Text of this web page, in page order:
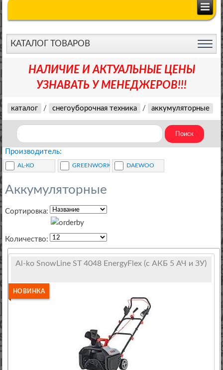
КАТАЛОГ ТОВАРОВ
НАЛИЧИЕ И АКТУАЛЬНЫЕ ЦЕНЫ
УЗНАВАТЬ У МЕНЕДЖЕРОВ!!!
каталог / снегоуборочная техника / аккумуляторные
Производитель:
AL-KO GREENWORKS DAEWOO
Аккумуляторные
Сортировка:
Количество:
Al-ko SnowLine ST 4048 EnergyFlex (с АКБ 5 АЧ и ЗУ)
НОВИНКА